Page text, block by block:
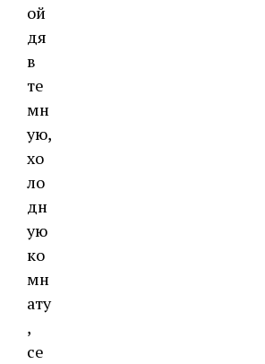
ой
дя
в
те
мн
ую,
хо
ло
дн
ую
ко
мн
ату
,
се